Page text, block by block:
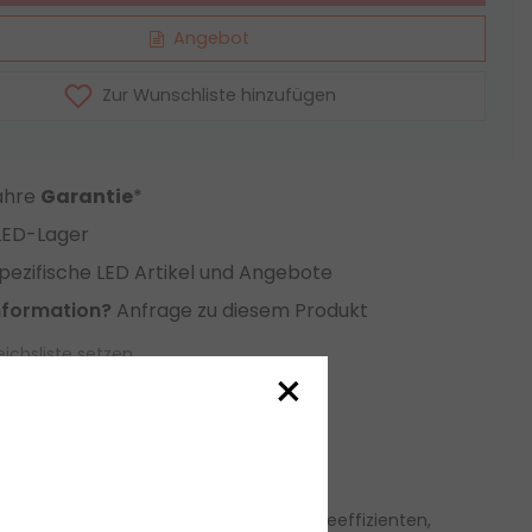
Angebot
Zur Wunschliste hinzufügen
Garantie*
Lager
LED Artikel und Angebote
Anfrage zu diesem Produkt
setzen
Controller
die Stromversorgung mit
3000 energieeffizienten,
×